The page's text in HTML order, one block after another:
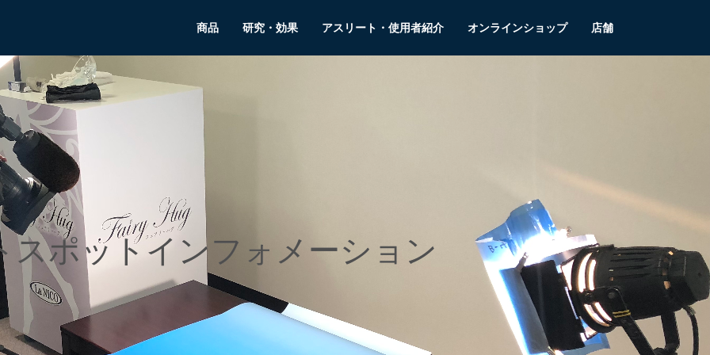
商品 研究・効果 アスリート・使用者紹介 オンラインショップ 店舗
スポットインフォメーション